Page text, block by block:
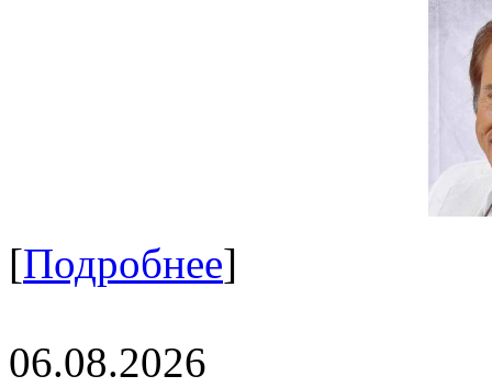
[Подробнее]
06.08.2026